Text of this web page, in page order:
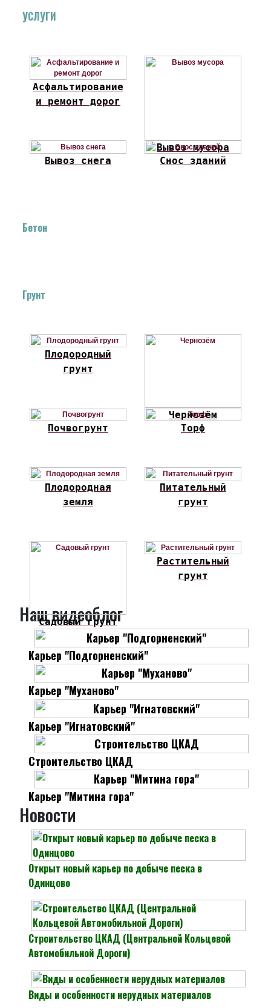
УСЛУГИ
Асфальтирование
и ремонт дорог
Вывоз мусора
Вывоз снега
Снос зданий
Бетон
Грунт
Плодородный
грунт
Чернозём
Почвогрунт
Торф
Плодородная
земля
Питательный
грунт
Садовый грунт
Растительный
грунт
Наш видеоблог
Карьер "Подгорненский"
Карьер "Муханово"
Карьер "Игнатовский"
Строительство ЦКАД
Карьер "Митина гора"
Новости
Открыт новый карьер по добыче песка в
Одинцово
Строительство ЦКАД (Центральной Кольцевой
Автомобильной Дороги)
Виды и особенности нерудных материалов